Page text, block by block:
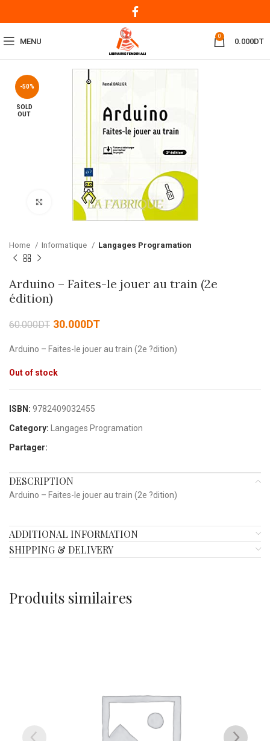
MENU
0
0.000DT
-50%
SOLD
OUT
Click to enlarge
Home Informatique Langages Programation
Arduino – Faites-le jouer au train (2e
édition)
60.000DT 30.000DT
Arduino – Faites-le jouer au train (2e ?dition)
Out of stock
ISBN: 9782409032455
Category: Langages Programation
Partager:
DESCRIPTION
Arduino – Faites-le jouer au train (2e ?dition)
ADDITIONAL INFORMATION
SHIPPING & DELIVERY
Produits similaires